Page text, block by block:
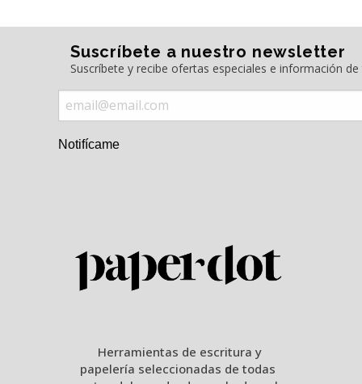
Suscríbete a nuestro newsletter
Suscríbete y recibe ofertas especiales e información
Notifícame
Herramientas de escritura y
papelería seleccionadas de todas